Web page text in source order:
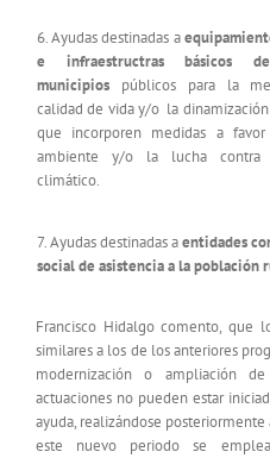
6. Ayudas destinadas a
e infraestructras básicos
municipios públicos para la
calidad de vida y/o la
que incorporen medidas a
ambiente y/o la lucha contra
climático.
7. Ayudas destinadas aentidades
social de asistencia a la población
Francisco Hidalgo comento, que
similares a los de los anteriores
modernización o ampliación
actuaciones no pueden estar
ayuda, realizándose
este nuevo periodo se